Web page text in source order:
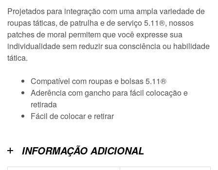
Projetados para integração com uma ampla variedade de
roupas táticas, de patrulha e de serviço 5.11®, nossos
patches de moral permitem que você expresse sua
individualidade sem reduzir sua consciência ou habilidade
tática.
Compatível com roupas e bolsas 5.11®
Aderência com gancho para fácil colocação e
retirada
Fácil de colocar e retirar
INFORMAÇÃO ADICIONAL